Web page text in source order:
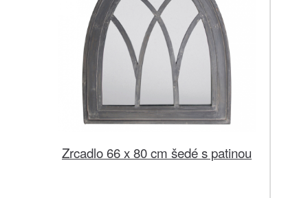
Zrcadlo 66 x 80 cm šedé s patinou